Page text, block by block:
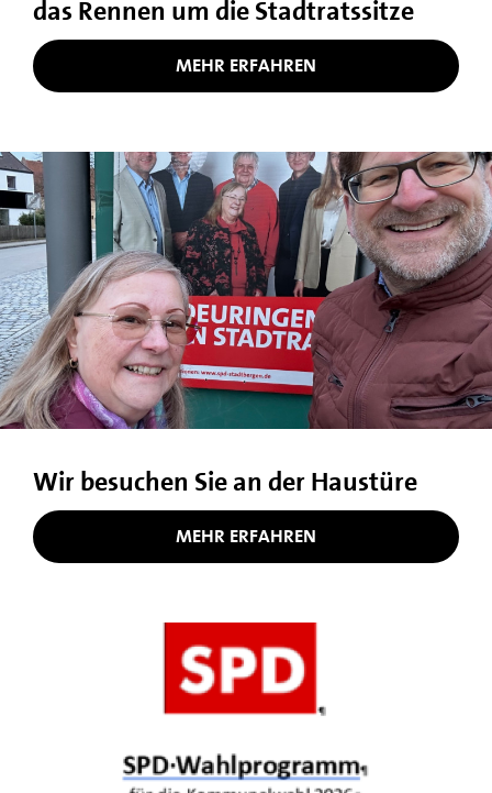
das Rennen um die Stadtratssitze
MEHR ERFAHREN
Wir besuchen Sie an der Haustüre
MEHR ERFAHREN